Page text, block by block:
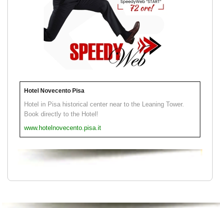
Hotel Novecento Pisa
Hotel in Pisa historical center near to the Leaning Tower.
Book directly to the Hotel!
www.hotelnovecento.pisa.it